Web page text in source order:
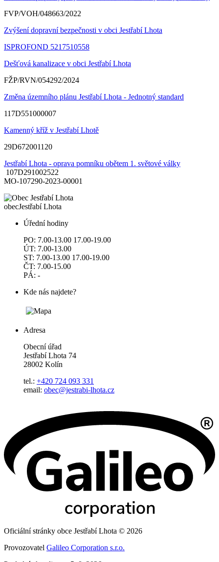
FVP/VOH/048663/2022
Zvýšení dopravní bezpečnosti v obci Jestřabí Lhota
ISPROFOND 5217510558
Dešťová kanalizace v obci Jestřabí Lhota
FŽP/RVN/054292/2024
Změna územního plánu Jestřabí Lhota - Jednotný standard
117D551000007
Kamenný kříž v Jestřabí Lhotě
29D672001120
Jestřabí Lhota - oprava pomníku obětem 1. světové války
107D291002522
MO-107290-2023-00001
obecJestřabí Lhota
Úřední hodiny
PO: 7.00-13.00 17.00-19.00
ÚT: 7.00-13.00
ST: 7.00-13.00 17.00-19.00
ČT: 7.00-15.00
PÁ: -
Kde nás najdete?
Adresa
Obecní úřad
Jestřabí Lhota 74
28002 Kolín
tel.: +420 724 093 331
email: obec@jestrabi-lhota.cz
Oficiální stránky obce Jestřabí Lhota © 2026
Provozovatel Galileo Corporation s.r.o.